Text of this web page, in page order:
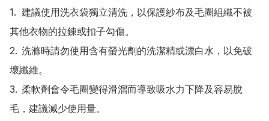
1.	建議使用洗衣袋獨立清洗，以保護紗布及毛圈組織不被
其他衣物的拉鍊或扣子勾傷。
2.	洗滌時請勿使用含有螢光劑的洗潔精或漂白水，以免破
壞纖維。
3.	柔軟劑會令毛圈變得滑溜而導致吸水力下降及容易脫
毛，建議減少使用量。